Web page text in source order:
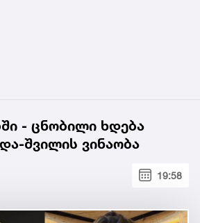
- ცნობილი ხდება
შვილის ვინაობა
19:58